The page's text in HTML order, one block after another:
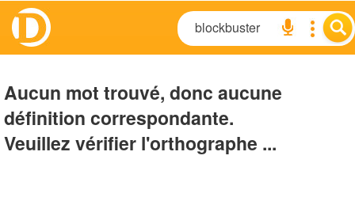
Aucun mot trouvé, donc aucune
définition correspondante.
Veuillez vérifier l'orthographe ...